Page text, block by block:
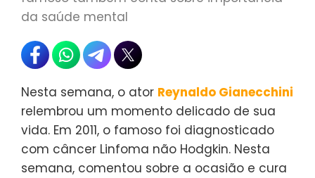
da saúde mental
Nesta semana, o ator Reynaldo Gianecchini
relembrou um momento delicado de sua
vida. Em 2011, o famoso foi diagnosticado
com câncer Linfoma não Hodgkin. Nesta
semana, comentou sobre a ocasião e cura